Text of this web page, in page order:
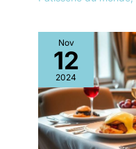
Nov
12
2024